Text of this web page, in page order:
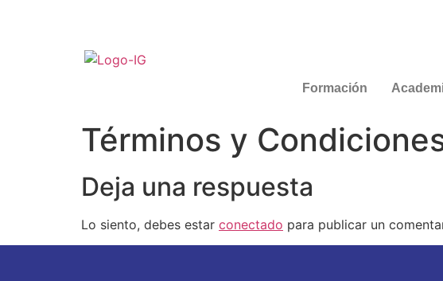
Formación
Términos y
Deja una respuesta
Lo siento, debes estar conectado para publicar un